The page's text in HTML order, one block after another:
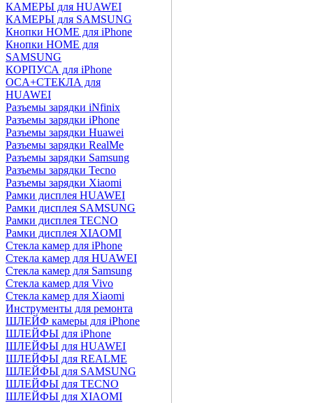
КАМЕРЫ для HUAWEI
КАМЕРЫ для SAMSUNG
Кнопки HOME для iPhone
Кнопки HOME для
SAMSUNG
КОРПУСА для iPhone
OCA+СТЕКЛА для
HUAWEI
Разъемы зарядки iNfinix
Разъемы зарядки iPhone
Разъемы зарядки Huawei
Разъемы зарядки RealMe
Разъемы зарядки Samsung
Разъемы зарядки Tecno
Разъемы зарядки Xiaomi
Рамки дисплея HUAWEI
Рамки дисплея SAMSUNG
Рамки дисплея TECNO
Рамки дисплея XIAOMI
Стекла камер для iPhone
Стекла камер для HUAWEI
Стекла камер для Samsung
Стекла камер для Vivo
Стекла камер для Xiaomi
Инструменты для ремонта
ШЛЕЙФ камеры для iPhone
ШЛЕЙФЫ для iPhone
ШЛЕЙФЫ для HUAWEI
ШЛЕЙФЫ для REALME
ШЛЕЙФЫ для SAMSUNG
ШЛЕЙФЫ для TECNO
ШЛЕЙФЫ для XIAOMI